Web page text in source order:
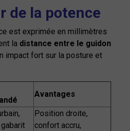
de la potence
est exprimée en millimètres
la distance entre le guidon
impact fort sur la posture et
Avantages
Position droite,
confort accru,